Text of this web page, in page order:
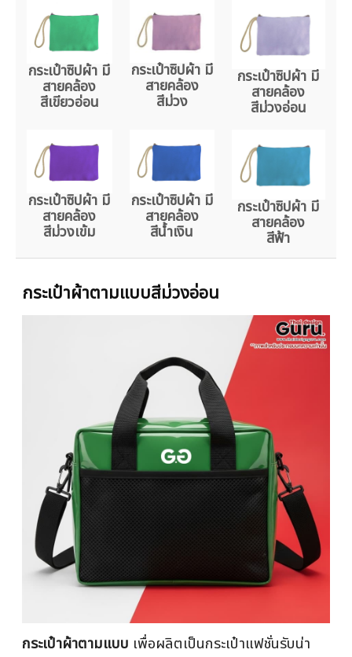
กระเป๋าซิปผ้า มี
สายคล้อง
สีเขียวอ่อน
กระเป๋าซิปผ้า มี
สายคล้อง
สีม่วง
กระเป๋าซิปผ้า มี
สายคล้อง
สีม่วงอ่อน
กระเป๋าซิปผ้า มี
สายคล้อง
สีม่วงเข้ม
กระเป๋าซิปผ้า มี
สายคล้อง
สีน้ำเงิน
กระเป๋าซิปผ้า มี
สายคล้อง
สีฟ้า
กระเป๋าผ้าตามแบบสีม่วงอ่อน
กระเป๋าผ้าตามแบบ เพื่อผลิตเป็นกระเป๋าแฟชั่นรับน่า